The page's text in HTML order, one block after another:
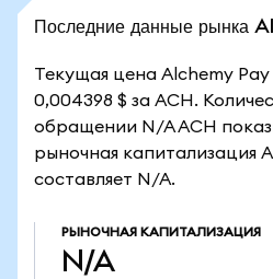
Последние данные рынка
Текущая цена Alchemy Pay
0,004398 $ за ACH.
обращении N/A ACH
рыночная капитализация
составляет N/A.
РЫНОЧНАЯ КАПИТАЛИЗАЦИЯ
N/A